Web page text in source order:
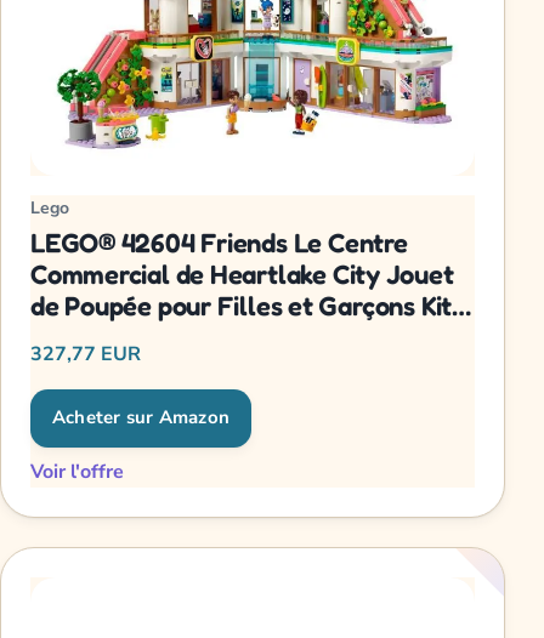
Lego
LEGO® 42604 Friends Le Centre
Commercial de Heartlake City Jouet
de Poupée pour Filles et Garçons Kit
327,77 EUR
Acheter sur Amazon
Voir l'offre